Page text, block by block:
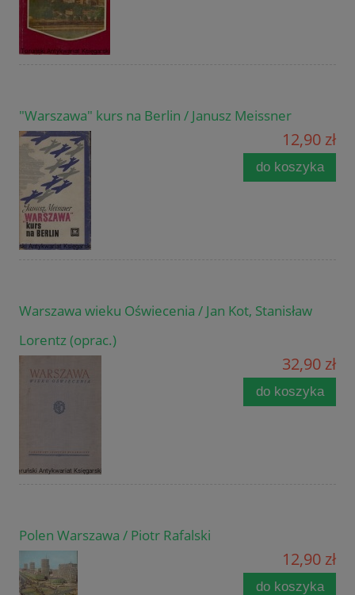
"Warszawa" kurs na Berlin / Janusz Meissner
12,90 zł
do koszyka
Warszawa wieku Oświecenia / Jan Kot, Stanisław
Lorentz (oprac.)
32,90 zł
do koszyka
Polen Warszawa / Piotr Rafalski
12,90 zł
do koszyka